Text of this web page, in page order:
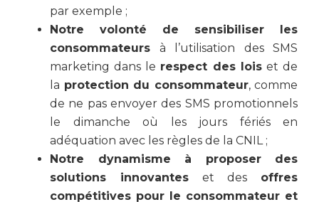
par exemple ;
Notre volonté de sensibiliser les
consommateurs à l’utilisation des SMS
marketing dans le respect des loiset de
la protection du consommateur, comme
de ne pas envoyer des SMS promotionnels
le dimanche où les jours fériés en
adéquation avec les règles de la CNIL ;
Notre dynamisme à proposer des
solutions innovanteset des offres
compétitives pour le consommateur et